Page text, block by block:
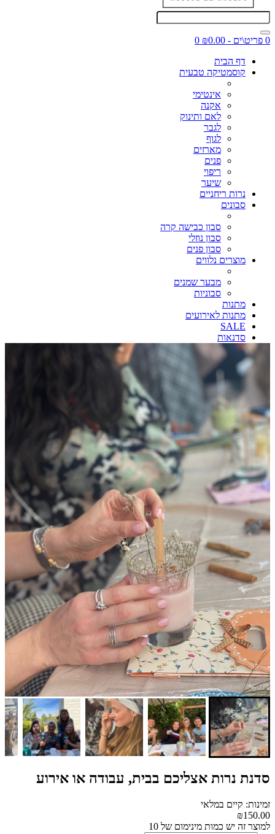
0 פריט\ים - ₪0.00
0
דף הבית
קוסמטיקה טבעית
אינטימי
אקנה
לאם ותינוק
לגבר
לגוף
מארזים
פנים
ריפוי
שיער
נרות ריחניים
סבונים
סבון כבישה קרה
סבון נוזלי
סבון פנים
מוצרים נלווים
מבער שמנים
סבוניות
מתנות
מתנות לאירועים
SALE
סדנאות
סדנת נרות אצליכם בבית, עבודה או אירוע
זמינות: קיים במלאי
₪150.00
למוצר זה יש כמות מינימום של 10